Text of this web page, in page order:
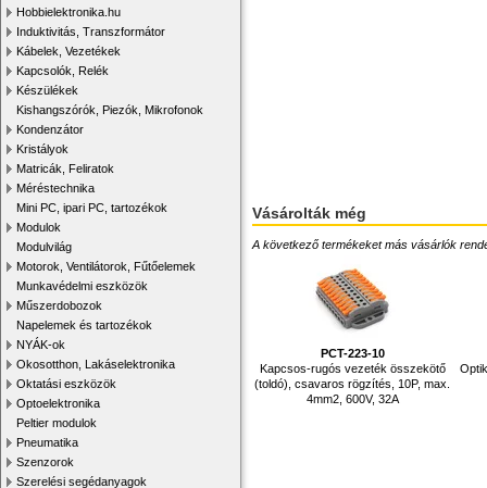
Hobbielektronika.hu
Induktivitás, Transzformátor
Kábelek, Vezetékek
Kapcsolók, Relék
Készülékek
Kishangszórók, Piezók, Mikrofonok
Kondenzátor
Kristályok
Matricák, Feliratok
Méréstechnika
Mini PC, ipari PC, tartozékok
Modulok
Modulvilág
Motorok, Ventilátorok, Fűtőelemek
Munkavédelmi eszközök
Műszerdobozok
Napelemek és tartozékok
NYÁK-ok
Okosotthon, Lakáselektronika
Oktatási eszközök
Optoelektronika
Peltier modulok
Pneumatika
Szenzorok
Szerelési segédanyagok
Vásárolták még
A következő termékeket más vásárlók
PCT-223-10
Kapcsos-rugós vezeték összekötő
(toldó), csavaros rögzítés, 10P, max.
4mm2, 600V, 32A